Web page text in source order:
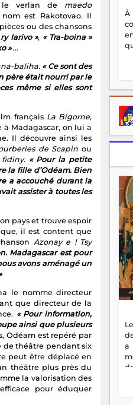
le verlan de maedo
est Rakotovao. Il
ou des chansons
Iarivo », « Tra-boina »
»…
baliha. « Ce sont des
père était nourri par le
même si elles sont
français La Bigorne,
à Madagascar, on lui a
Il découvre ainsi les
de Scapin ou
fidiny. « Pour la petite
la fille d’Odéam. Bien
a accouché durant la
assister à toutes les
pays et trouve espoir
il est content que
Azonay e ! Tsy
Madagascar est pour
avons aménagé un
le nomme directeur
que directeur de la
« Pour information,
ainsi que plusieurs
Odéam est repéré par
de théâtre pendant six
peut être déplacé en
théâtre plus près du
la valorisation des
pour éduquer
a